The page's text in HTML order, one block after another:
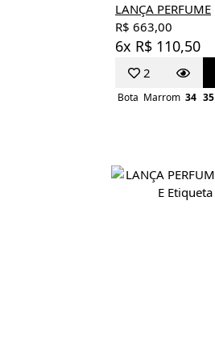
LANÇA PERFUME
R$ 663,00
6x R$ 110,50
2
Bota Marrom 34 35